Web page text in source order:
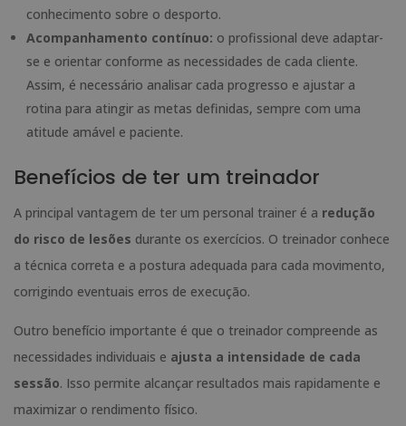
conhecimento sobre o desporto.
Acompanhamento contínuo: o profissional deve adaptar-
se e orientar conforme as necessidades de cada cliente.
Assim, é necessário analisar cada progresso e ajustar a
rotina para atingir as metas definidas, sempre com uma
atitude amável e paciente.
Benefícios de ter um treinador
A principal vantagem de ter um personal trainer é a redução
do risco de lesões durante os exercícios. O treinador conhece
a técnica correta e a postura adequada para cada movimento,
corrigindo eventuais erros de execução.
Outro benefício importante é que o treinador compreende as
necessidades individuais e ajusta a intensidade de cada
sessão. Isso permite alcançar resultados mais rapidamente e
maximizar o rendimento físico.